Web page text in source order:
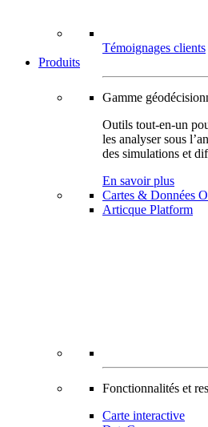
Témoignages clients
Produits
Gamme
Outils tout-en-un
les analyser sous
des simulations et
En savoir plus
Cartes & Données
Articque Platform
Fonctionnalités et
Carte interactive